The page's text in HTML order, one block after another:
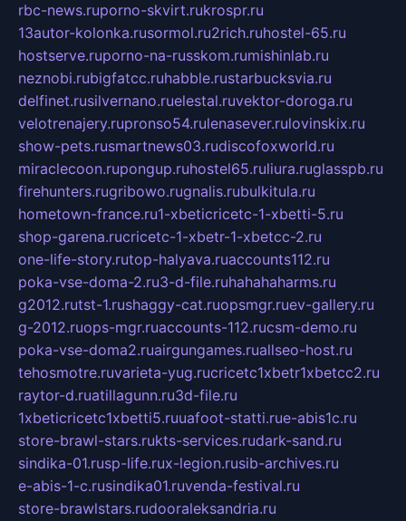
rbc-news.ruporno-skvirt.rukrospr.ru
13autor-kolonka.rusormol.ru2rich.ruhostel-65.ru
hostserve.ruporno-na-russkom.rumishinlab.ru
neznobi.rubigfatcc.ruhabble.rustarbucksvia.ru
delfinet.rusilvernano.ruelestal.ruvektor-doroga.ru
velotrenajery.rupronso54.rulenasever.rulovinskix.ru
show-pets.rusmartnews03.rudiscofoxworld.ru
miraclecoon.rupongup.ruhostel65.ruliura.ruglasspb.ru
firehunters.rugribowo.rugnalis.rubulkitula.ru
hometown-france.ru1-xbeticricetc-1-xbetti-5.ru
shop-garena.rucricetc-1-xbetr-1-xbetcc-2.ru
one-life-story.rutop-halyava.ruaccounts112.ru
poka-vse-doma-2.ru3-d-file.ruhahahaharms.ru
g2012.rutst-1.rushaggy-cat.ruopsmgr.ruev-gallery.ru
g-2012.ruops-mgr.ruaccounts-112.rucsm-demo.ru
poka-vse-doma2.ruairgungames.ruallseo-host.ru
tehosmotre.ruvarieta-yug.rucricetc1xbetr1xbetcc2.ru
raytor-d.ruatillagunn.ru3d-file.ru
1xbeticricetc1xbetti5.ruuafoot-statti.rue-abis1c.ru
store-brawl-stars.rukts-services.rudark-sand.ru
sindika-01.rusp-life.rux-legion.rusib-archives.ru
e-abis-1-c.rusindika01.ruvenda-festival.ru
store-brawlstars.rudooraleksandria.ru